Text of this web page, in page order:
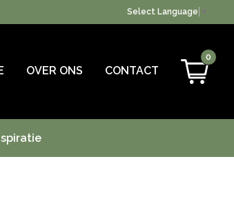
Select Language
OVER ONS CONTACT
0